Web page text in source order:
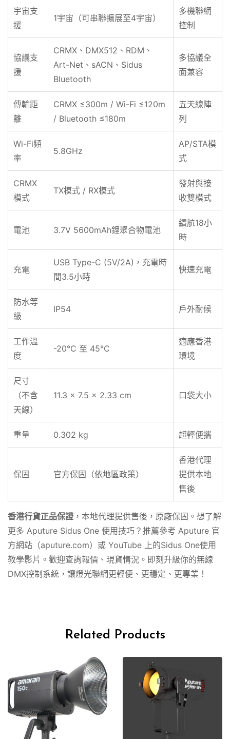
宇宙支
援
1宇宙（可串聯擴展至4宇宙）
多機聯網
控制
協議支
援
CRMX、DMX512、RDM、
Art-Net、sACN、Sidus
Bluetooth
多協議全
面兼容
傳輸距
離
CRMX ≤300m / Wi-Fi ≤120m
/ Bluetooth ≤180m
五天線陣
列
Wi-Fi頻
率
5.8GHz
AP/STA模
式
CRMX
模式
TX模式 / RX模式
發射與接
收雙模式
電池 3.7V 5600mAh鋰聚合物電池
續航18小
時
充電
USB Type-C (5V/2A)，充電時
間3.5小時
快速充電
防水等
級
IP54 戶外耐候
工作溫
度
-20°C 至 45°C
適應香港
環境
尺寸
（不含
天線）
11.3 × 7.5 × 2.33 cm 口袋大小
重量 0.302 kg 超輕便攜
保固 官方保固（依地區政策）
香港代理
提供本地
售後
香港行貨正品保證 ，本地代理提供售後，原廠保固。想了解
更多 Aputure Sidus One 使用技巧？推薦參考 Aputure 官
方網站（aputure.com）或 YouTube 上的Sidus One使用
教學影片。歡迎查詢報價、現貨情況。即刻升級你的無線
DMX控制系統，讓燈光聯網更輕便、更穩定、更專業！
Related Products